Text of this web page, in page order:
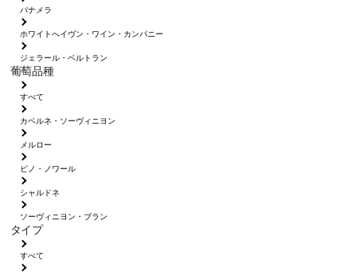
パナメラ
ホワイトへイヴン・ワイン・カンパニー
ジェラール・ベルトラン
葡萄品種
すべて
カベルネ・ソーヴィニヨン
メルロー
ピノ・ノワール
シャルドネ
ソーヴィニヨン・ブラン
タイプ
すべて